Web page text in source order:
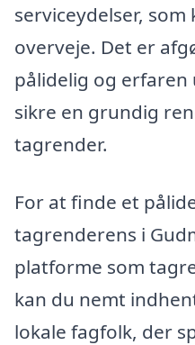
serviceydelser,
overveje. Det er
pålidelig og erfaren
sikre en grundig
tagrender.
For at finde et
tagrenderens i
platforme som
kan du nemt
lokale fagfolk, der